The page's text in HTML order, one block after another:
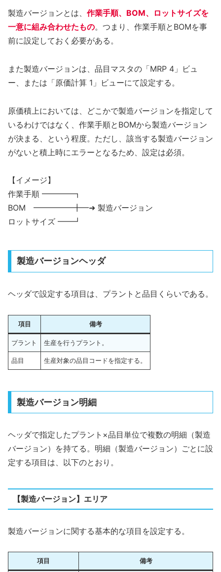
製造バージョンとは、 作業手順、BOM、ロットサイズを
一意に組み合わせたもの。つまり、作業手順とBOMを事
前に設定しておく必要がある。
また製造バージョンは、品目マスタの「MRP 4」ビュ
ー、または「原価計算 1」ビューにて設定する。
原価積上においては、どこかで製造バージョンを指定して
いるわけではなく、作業手順とBOMから製造バージョン
が決まる、という程度。ただし、該当する製造バージョン
がないと積上時にエラーとなるため、設定は必須。
【イメージ】
作業手順 ━━━━┓
BOM ━━━━━╋━➜ 製造バージョン
ロットサイズ ━━┛
製造バージョンヘッダ
ヘッダで設定する項目は、プラントと品目くらいである。
項目 備考
プラント 生産を行うプラント。
品目 生産対象の品目コードを指定する。
製造バージョン明細
ヘッダで指定したプラント×品目単位で複数の明細（製造
バージョン）を持てる。明細（製造バージョン）ごとに設
定する項目は、以下のとおり。
【製造バージョン】エリア
製造バージョンに関する基本的な項目を設定する。
項目 備考